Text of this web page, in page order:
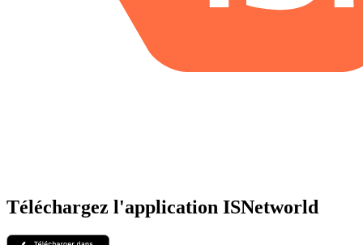
Téléchargez l'application ISNetworld